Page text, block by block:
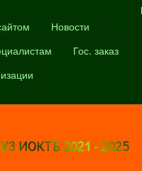
Новости
Гос. заказ
ИОКТБ 2021 - 2025